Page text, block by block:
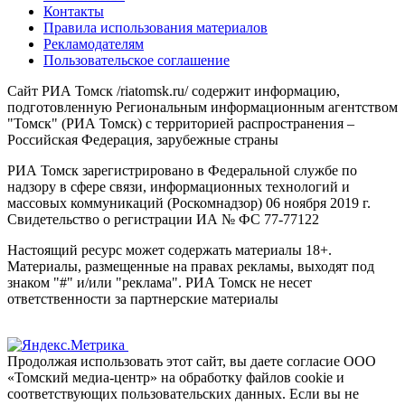
Контакты
Правила использования материалов
Рекламодателям
Пользовательское соглашение
Сайт РИА Томск /riatomsk.ru/ содержит информацию,
подготовленную Региональным информационным агентством
"Томск" (РИА Томск) с территорией распространения –
Российская Федерация, зарубежные страны
РИА Томск зарегистрировано в Федеральной службе по
надзору в сфере связи, информационных технологий и
массовых коммуникаций (Роскомнадзор) 06 ноября 2019 г.
Свидетельство о регистрации ИА № ФС 77-77122
Настоящий ресурс может содержать материалы 18+.
Материалы, размещенные на правах рекламы, выходят под
знаком "#" и/или "реклама". РИА Томск не несет
ответственности за партнерские материалы
Продолжая использовать этот сайт, вы даете согласие ООО
«Томский медиа-центр» на обработку файлов cookie и
соответствующих пользовательских данных. Если вы не